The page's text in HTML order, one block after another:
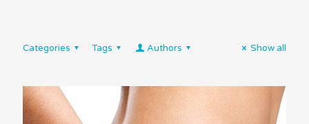
Categories Tags Authors Show all